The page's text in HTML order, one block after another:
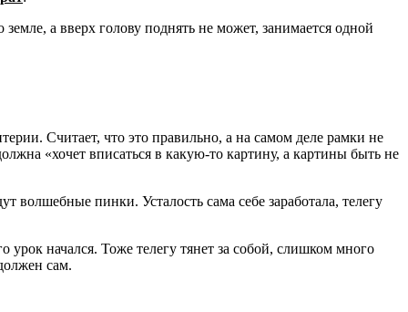
а вверх голову поднять не может, занимается одной
Считает, что это правильно, а на самом деле рамки не
«хочет вписаться в какую-то картину, а картины быть не
волшебные пинки. Усталость сама себе заработала, телегу
начался. Тоже телегу тянет за собой, слишком много
сам.